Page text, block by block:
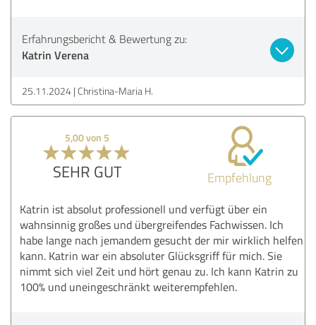
Erfahrungsbericht & Bewertung zu:
Katrin Verena
25.11.2024 Christina-Maria H.
5,00 von 5
SEHR GUT Empfehlung
Katrin ist absolut professionell und verfügt über ein
wahnsinnig großes und übergreifendes Fachwissen. Ich
habe lange nach jemandem gesucht der mir wirklich helfen
kann. Katrin war ein absoluter Glücksgriff für mich. Sie
nimmt sich viel Zeit und hört genau zu. Ich kann Katrin zu
100% und uneingeschränkt weiterempfehlen.